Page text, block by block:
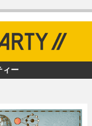
ィー